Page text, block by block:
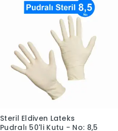
Steril Eldiven Lateks
Pudralı 50'li Kutu - No: 8,5